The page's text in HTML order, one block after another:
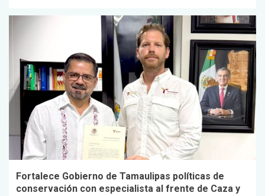
Fortalece Gobierno de Tamaulipas políticas de
conservación con especialista al frente de Caza y